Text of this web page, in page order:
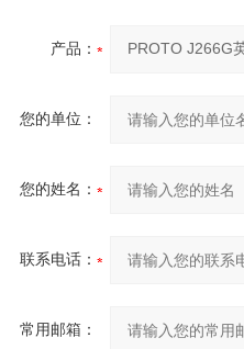
产品：
您的单位：
您的姓名：
联系电话：
常用邮箱：